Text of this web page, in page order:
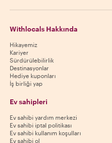
Withlocals Hakkında
Hikayemiz
Kariyer
Sürdürülebilirlik
Destinasyonlar
Hediye kuponları
İş birliği yap
Ev sahipleri
Ev sahibi yardım merkezi
Ev sahibi iptal politikası
Ev sahibi kullanım koşulları
Ev sahibi ol